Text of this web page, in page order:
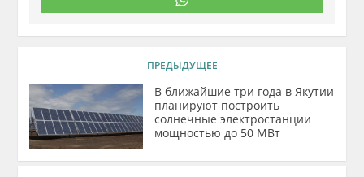
ПРЕДЫДУЩЕЕ
В ближайшие три года в Якутии
планируют построить
солнечные электростанции
мощностью до 50 МВт